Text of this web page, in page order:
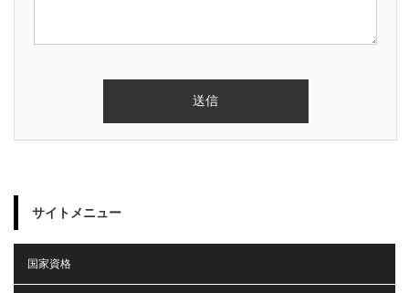
サイトメニュー
国家資格